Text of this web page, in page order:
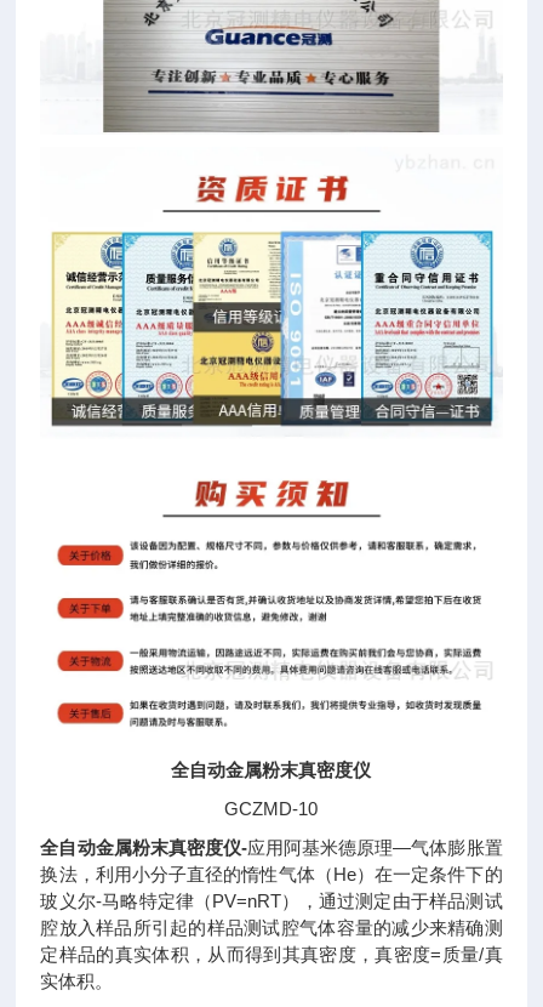
全自动金属粉末真密度仪
GCZMD-10
全自动金属粉末真密度仪-应用阿基米德原理—气体膨胀置
换法，利用小分子直径的惰性气体（He）在一定条件下的
玻义尔-马略特定律（PV=nRT），通过测定由于样品测试
腔放入样品所引起的样品测试腔气体容量的减少来精确测
定样品的真实体积，从而得到其真密度，真密度=质量/真
实体积。